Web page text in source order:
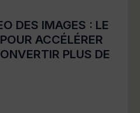
DES IMAGES : LE
ACCÉLÉRER
PLUS DE